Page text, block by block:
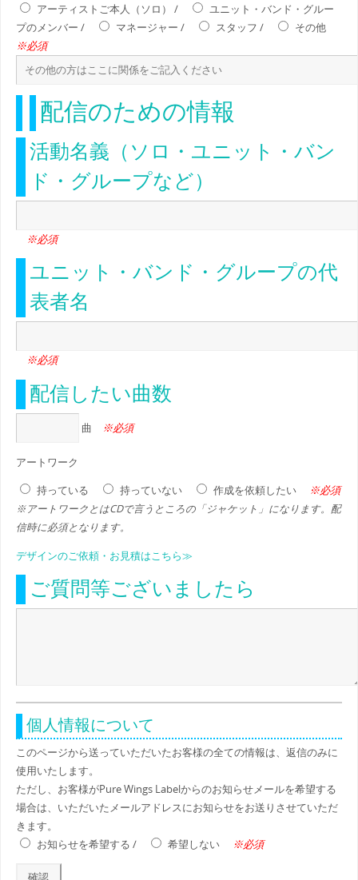
アーティストご本人（ソロ） /
ユニット・バンド・グルー
プのメンバー /
マネージャー / スタッフ / その他
※必須
配信のための情報
活動名義（ソロ・ユニット・バン
ド・グループなど）
※必須
ユニット・バンド・グループの代
表者名
※必須
配信したい曲数
曲 ※必須
アートワーク
持っている 持っていない 作成を依頼したい ※必須
※アートワークとはCDで言うところの「ジャケット」になります。配
信時に必須となります。
デザインのご依頼・お見積はこちら≫
ご質問等ございましたら
個人情報について
このページから送っていただいたお客様の全ての情報は、返信のみに
使用いたします。
ただし、お客様がPure Wings Labelからのお知らせメールを希望する
場合は、いただいたメールアドレスにお知らせをお送りさせていただ
きます。
お知らせを希望する /
希望しない ※必須